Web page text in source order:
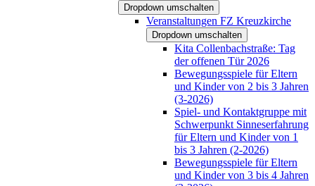
Dropdown umschalten
Veranstaltungen FZ Kreuzkirche
Dropdown umschalten
Kita Collenbachstraße: Tag
der offenen Tür 2026
Bewegungsspiele für Eltern
und Kinder von 2 bis 3 Jahren
(3-2026)
Spiel- und Kontaktgruppe mit
Schwerpunkt Sinneserfahrung
für Eltern und Kinder von 1
bis 3 Jahren (2-2026)
Bewegungsspiele für Eltern
und Kinder von 3 bis 4 Jahren